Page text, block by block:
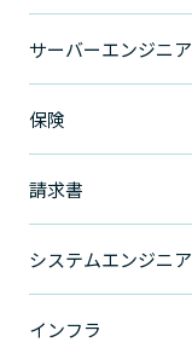
サーバーエンジニア
保険
請求書
システムエンジニア
インフラ